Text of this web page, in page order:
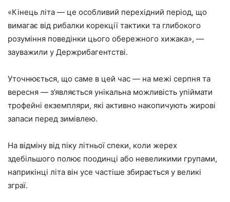
«Кінець літа — це особливий перехідний період, що
вимагає від рибалки корекції тактики та глибокого
розуміння поведінки цього обережного хижака», —
зауважили у Держрибагентстві.
Уточнюється, що саме в цей час — на межі серпня та
вересня — з’являється унікальна можливість упіймати
трофейні екземпляри, які активно накопичують жирові
запаси перед зимівлею.
На відміну від піку літньої спеки, коли жерех
здебільшого полює поодинці або невеликими групами,
наприкінці літа він усе частіше збирається у великі
зграї.